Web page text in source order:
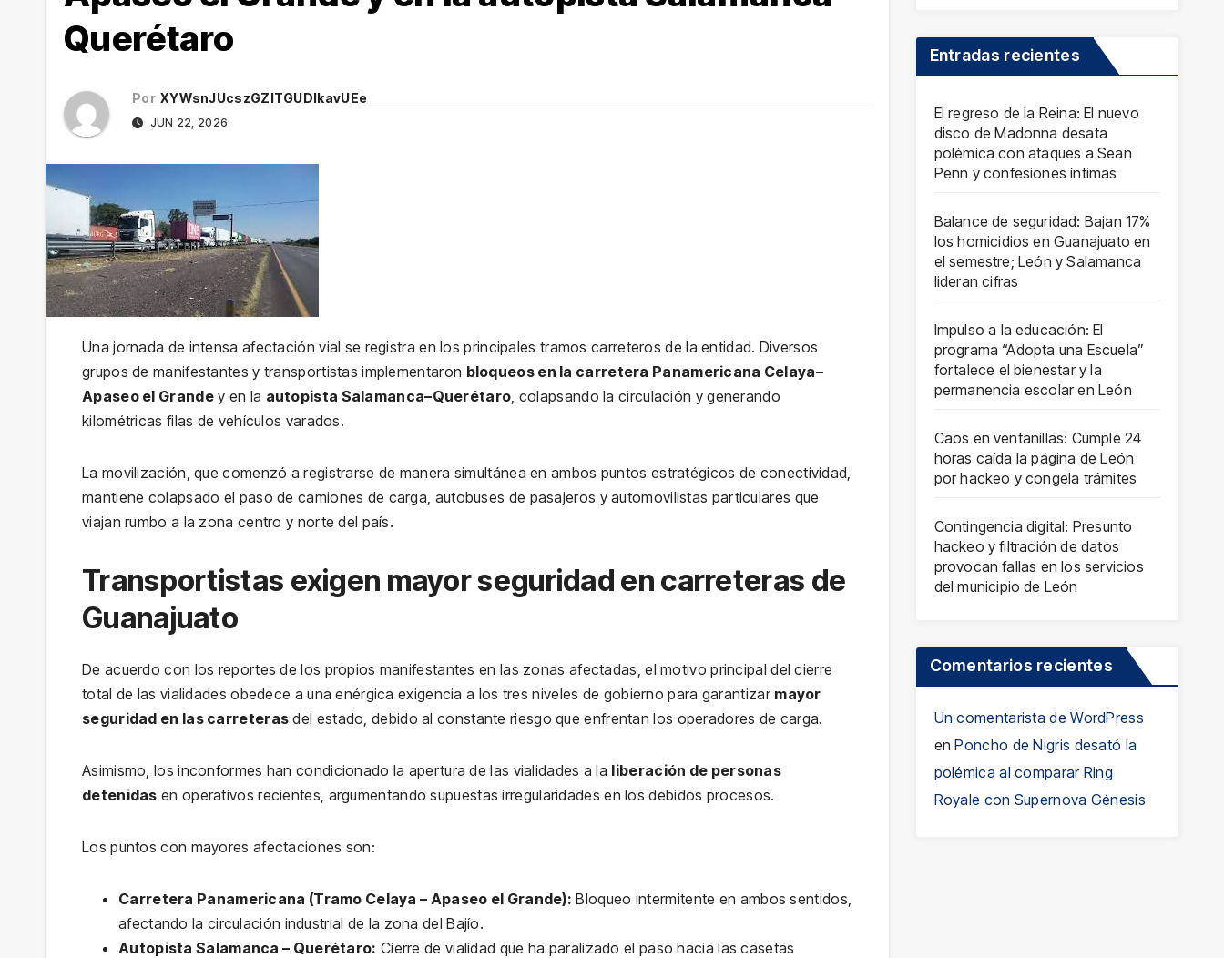
Querétaro
Por XYWsnJUcszGZITGUDlkavUEe
JUN 22, 2026
Una jornada de intensa afectación vial se registra en los principales tramos carreteros de la entidad. Diversos
grupos de manifestantes y transportistas implementaron bloqueos en la carretera Panamericana Celaya–
Apaseo el Grandey en la autopista Salamanca–Querétaro, colapsando la circulación y generando
kilométricas filas de vehículos varados.
La movilización, que comenzó a registrarse de manera simultánea en ambos puntos estratégicos de conectividad,
mantiene colapsado el paso de camiones de carga, autobuses de pasajeros y automovilistas particulares que
viajan rumbo a la zona centro y norte del país.
Transportistas exigen mayor seguridad en carreteras de
Guanajuato
De acuerdo con los reportes de los propios manifestantes en las zonas afectadas, el motivo principal del cierre
total de las vialidades obedece a una enérgica exigencia a los tres niveles de gobierno para garantizar mayor
seguridad en las carreteras del estado, debido al constante riesgo que enfrentan los operadores de carga.
Asimismo, los inconformes han condicionado la apertura de las vialidades a la liberación de personas
detenidas en operativos recientes, argumentando supuestas irregularidades en los debidos procesos.
Los puntos con mayores afectaciones son:
Carretera Panamericana (Tramo Celaya – Apaseo el Grande): Bloqueo intermitente en ambos sentidos,
afectando la circulación industrial de la zona del Bajío.
Autopista Salamanca – Querétaro: Cierre de vialidad que ha paralizado el paso hacia las casetas
Entradas recientes
El regreso de la Reina: El nuevo
disco de Madonna desata
polémica con ataques a Sean
Penn y confesiones íntimas
Balance de seguridad: Bajan 17%
los homicidios en Guanajuato en
el semestre; León y Salamanca
lideran cifras
Impulso a la educación: El
programa “Adopta una Escuela”
fortalece el bienestar y la
permanencia escolar en León
Caos en ventanillas: Cumple 24
horas caída la página de León
por hackeo y congela trámites
Contingencia digital: Presunto
hackeo y filtración de datos
provocan fallas en los servicios
del municipio de León
Comentarios recientes
Un comentarista de WordPress
enPoncho de Nigris desató la
polémica al comparar Ring
Royale con Supernova Génesis